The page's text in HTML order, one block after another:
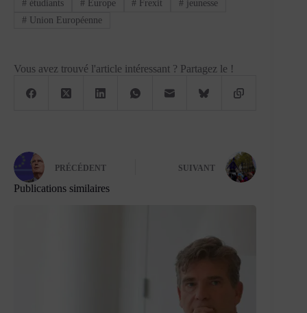
# étudiants # Europe # Frexit # jeunesse
# Union Européenne
Vous avez trouvé l'article intéressant ? Partagez le !
PRÉCÉDENT SUIVANT
Publications similaires